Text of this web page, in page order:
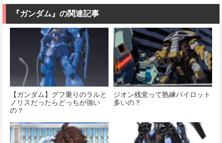
アリアル 1/100
スケール 色分
け済みプラモ
デル
価格：¥4,822
価格：¥13,680
『ガンダム』の関連記事
【ガンダム】グフ乗りのラルと
ノリスだったらどっちが強い
の？
ジオン残党って熟練パイロット
多いの？